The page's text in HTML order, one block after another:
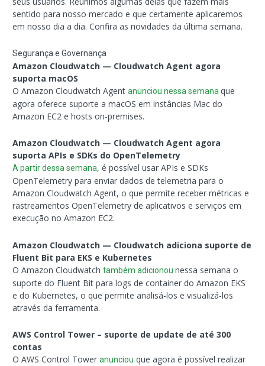
sentido para nosso mercado e que certamente aplicaremos
em nosso dia a dia. Confira as novidades da última semana.
Segurança e Governança
Amazon Cloudwatch — Cloudwatch Agent agora
suporta macOS
O Amazon Cloudwatch Agentanunciou nessa semanaque
agora oferece suporte a macOS em instâncias Mac do
Amazon EC2 e hosts on-premises.
Amazon Cloudwatch — Cloudwatch Agent agora
suporta APIs e SDKs do OpenTelemetry
A partir dessa semana, é possível usar APIs e SDKs
OpenTelemetry para enviar dados de telemetria para o
Amazon Cloudwatch Agent, o que permite receber métricas e
rastreamentos OpenTelemetry de aplicativos e serviços em
execução no Amazon EC2.
Amazon Cloudwatch — Cloudwatch adiciona suporte de
Fluent Bit para EKS e Kubernetes
O Amazon Cloudwatchtambém adicionounessa semana o
suporte do Fluent Bit para logs de container do Amazon EKS
e do Kubernetes, o que permite analisá-los e visualizá-los
através da ferramenta.
AWS Control Tower – suporte de update de até 300
contas
O AWS Control Toweranunciou que agora é possível realizar